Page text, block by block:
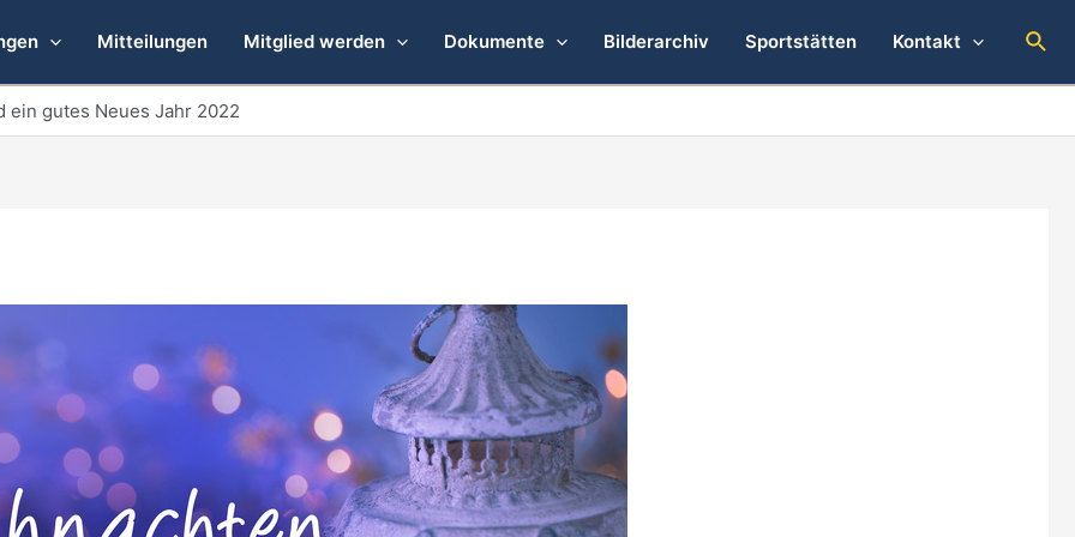
Mitteilungen Mitglied werden Dokumente Bilderarchiv Sportstätten Kontakt
ein gutes Neues Jahr 2022